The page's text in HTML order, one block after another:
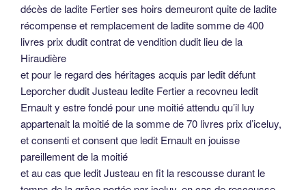
décès de ladite Fertier ses hoirs demeuront quite de ladite
récompense et remplacement de ladite somme de 400
livres prix dudit contrat de vendition dudit lieu de la
Hiraudière
et pour le regard des héritages acquis par ledit défunt
Leporcher dudit Justeau ledite Fertier a recovneu ledit
Ernault y estre fondé pour une moitié attendu qu’il luy
appartenait la moitié de la somme de 70 livres prix d’iceluy,
et consenti et consent que ledit Ernault en jouisse
pareillement de la moitié
et au cas que ledit Justeau en fit la rescousse durant le